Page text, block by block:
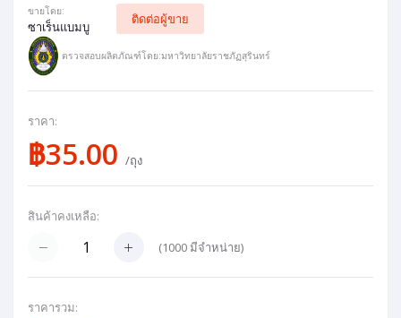
ขายโดย:
ซาเร็นแบมบู
ติดต่อผู้ขาย
ตรวจสอบผลิตภัณฑ์โดย:มหาวิทยาลัยราชภัฏสุรินทร์
ราคา:
฿35.00 /ถุง
สินค้าคงเหลือ:
(1000มีจำหน่าย)
ราคารวม: